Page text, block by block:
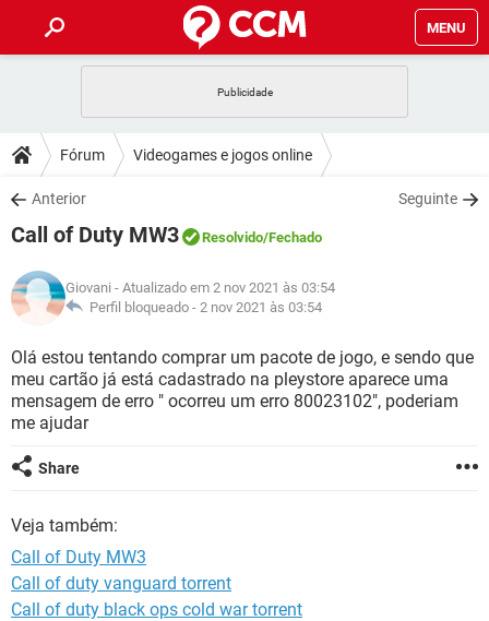
MENU
CELULAR FACEBOOK
OUTLOOK
INSTAGRAM GMAIL
GUIA DE COMPRAS
DICAS
JOGOS WHATSAPP
INSTAGRAM GMAIL
DOWNLOADS
JOGOS WHATSAPP
CELULAR
OUTLOOK EXCEL
INSTAGRAM
GUIA DE COMPRAS
JOGOS WHATSAPP
OUTLOOK EXCEL
INSTAGRAM GMAIL
GLOSSÁRIO
JOGOS WHATSAPP
CELULAR FACEBOOK
OUTLOOK
INSTAGRAM
Fórum Videogames e jogos online
Anterior Seguinte
Call of Duty MW3 Resolvido/Fechado
Giovani - Atualizado em 2 nov 2021 às 03:54
Perfil bloqueado - 2 nov 2021 às 03:54
Olá estou tentando comprar um pacote de jogo, e sendo que
meu cartão já está cadastrado na pleystore aparece uma
mensagem de erro " ocorreu um erro 80023102", poderiam
me ajudar
Share
Veja também:
Call of Duty MW3
Call of duty vanguard torrent
Call of duty black ops cold war torrent